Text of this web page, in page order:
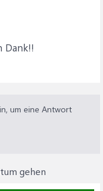
Dank!!
um eine Antwort
gehen